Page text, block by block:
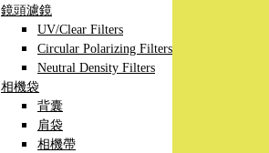
鏡頭濾鏡
UV/Clear Filters
Circular Polarizing Filters
Neutral Density Filters
相機袋
背囊
肩袋
相機帶